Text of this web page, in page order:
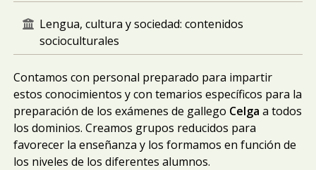
Lengua, cultura y sociedad: contenidos
socioculturales
Contamos con personal preparado para impartir
estos conocimientos y con temarios específicos para la
preparación de los exámenes de gallego Celga a todos
los dominios. Creamos grupos reducidos para
favorecer la enseñanza y los formamos en función de
los niveles de los diferentes alumnos.